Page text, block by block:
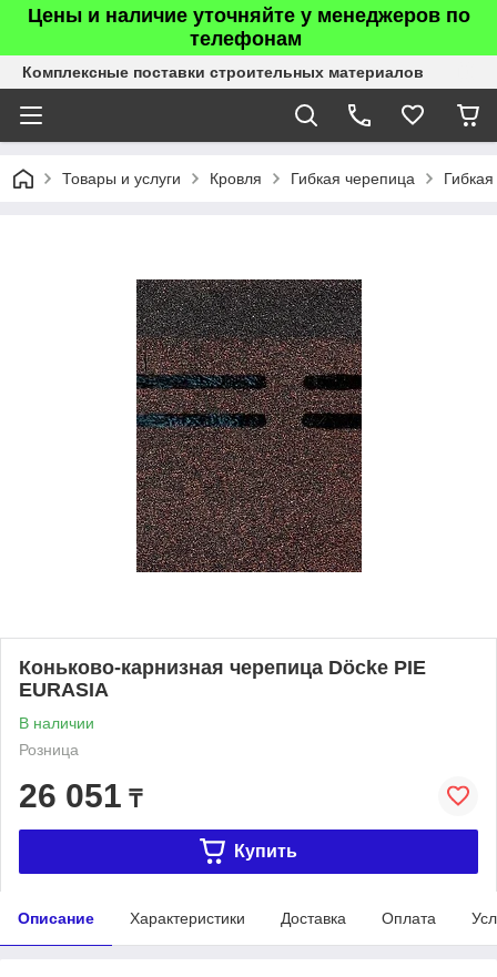
Цены и наличие уточняйте у менеджеров по
телефонам
Комплексные поставки строительных материалов
Товары и услуги Кровля Гибкая черепица
Коньково-карнизная черепица Döcke PIE
EURASIA
В наличии
Розница
26 051 ₸
Купить
Описание Характеристики Доставка Оплата